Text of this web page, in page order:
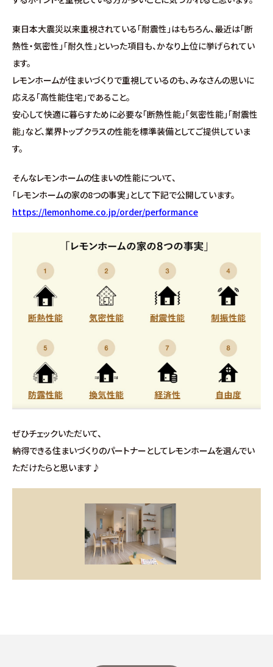
∟宿泊体験予約
∟ご宿泊体験者フォト
分譲情報
∟土地分譲
不動産管理 売買・賃貸仲介
中古物件買取サイト
企業情報・アクセス
∟スタッフ紹介
お問い合わせ
∟総合お問い合わせ
∟資料請求
∟来場予約
東日本大震災以来重視されている「耐震性」はもちろん、最近は「断
熱性・気密性」「耐久性」といった項目も、かなり上位に挙げられてい
ます。
レモンホームが住まいづくりで重視しているのも、みなさんの思いに
応える「高性能住宅」であること。
安心して快適に暮らすために必要な「断熱性能」「気密性能」「耐震性
能」など、業界トップクラスの性能を標準装備としてご提供していま
す。
そんなレモンホームの住まいの性能について、
「レモンホームの家の8つの事実」として下記で公開しています。
https://lemonhome.co.jp/order/performance
ぜひチェックいただいて、
納得できる住まいづくりのパートナーとしてレモンホームを選んでい
ただけたらと思います♪